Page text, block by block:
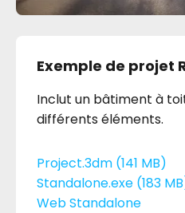
Exemple de projet
Inclut un bâtiment à
différents éléments.
Project.3dm (141 MB)
Standalone.exe (183
Web Standalone